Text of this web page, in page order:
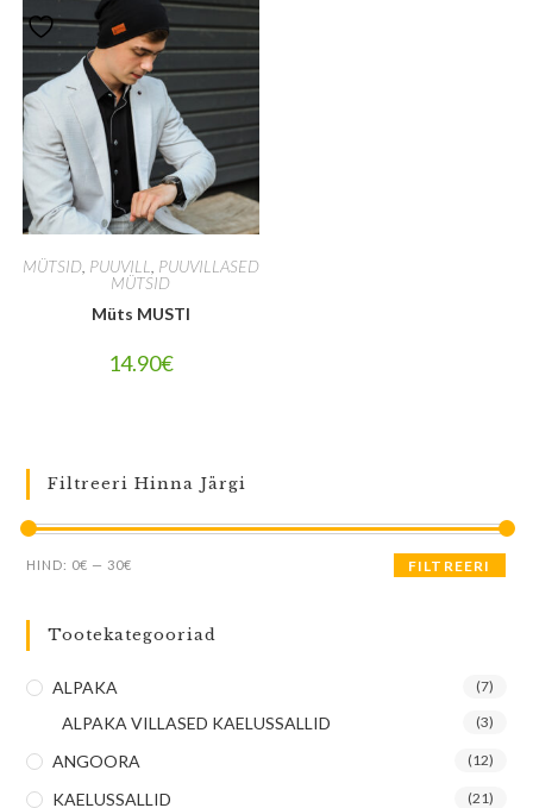
MÜTSID, PUUVILL
PUUVILLASED
MÜTSID
Müts MUSTI
14.90€
Filtreeri Hinna Järgi
FILTREERI
HIND: 0€ — 30€
Tootekategooriad
ALPAKA (7)
ALPAKA VILLASED KAELUSSALLID (3)
ANGOORA (12)
KAELUSSALLID (21)